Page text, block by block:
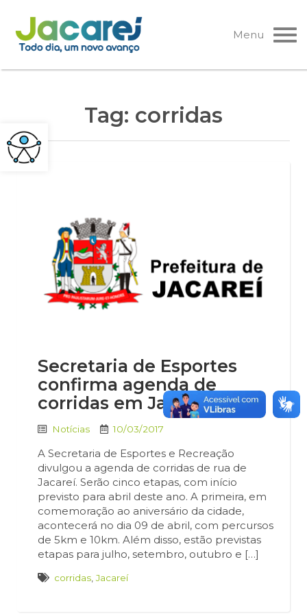
Pular
para
o
Menu
Tag: corridas
Secretaria de Esportes
confirma agenda de
corridas em Jacareí
Notícias 10/03/2017
A Secretaria de Esportes e Recreação
divulgou a agenda de corridas de rua de
Jacareí. Serão cinco etapas, com início
previsto para abril deste ano. A primeira, em
comemoração ao aniversário da cidade,
acontecerá no dia 09 de abril, com percursos
de 5km e 10km. Além disso, estão previstas
etapas para julho, setembro, outubro e […]
corridas ,Jacareí